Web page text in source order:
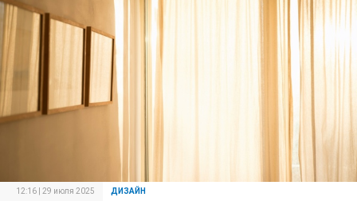
12:16 | 29 июля 2025 ДИЗАЙН